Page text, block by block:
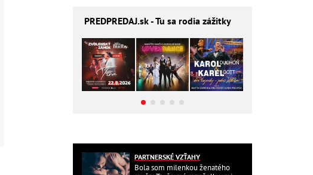
PREDPREDAJ.sk - Tu sa rodia zážitky
PARTNERSKÉ VZŤAHY
Bola som milenkou ženatého